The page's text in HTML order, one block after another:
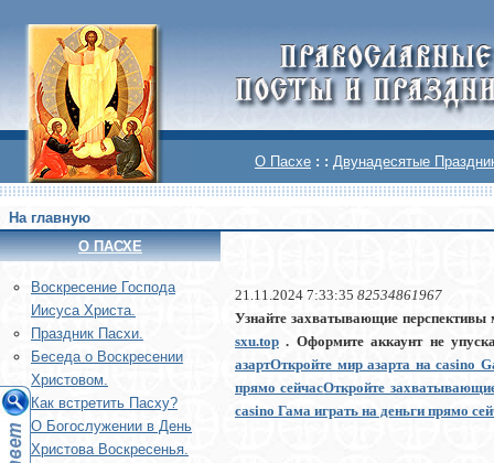
О Пасхе : : Двунадесятые
На главную
О ПАСХЕ
Воскреcение Господа
Иисуса Христа.
Праздник Пасхи.
Беседа о Воскресении
Христовом.
Как встретить Пасху?
О Богослужении в День
Христова Воскресенья.
21.11.2024 7:33:35 82534861967
Узнайте захватывающие
sxu.top . Оформите аккаунт не
азартОткройте мир азарта на casino
прямо сейчасОткройте
casino Гама играть на деньги прямо